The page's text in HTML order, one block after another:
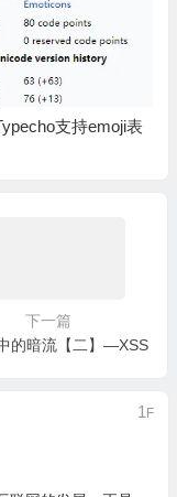
小管家超过作业截
么提交
下一篇
的暗流【二】—XSS
1 F